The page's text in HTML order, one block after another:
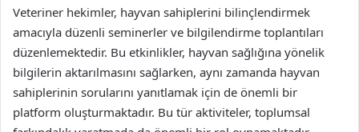
Veteriner hekimler, hayvan sahiplerini bilinçlendirmek
amacıyla düzenli seminerler ve bilgilendirme toplantıları
düzenlemektedir. Bu etkinlikler, hayvan sağlığına yönelik
bilgilerin aktarılmasını sağlarken, aynı zamanda hayvan
sahiplerinin sorularını yanıtlamak için de önemli bir
platform oluşturmaktadır. Bu tür aktiviteler, toplumsal